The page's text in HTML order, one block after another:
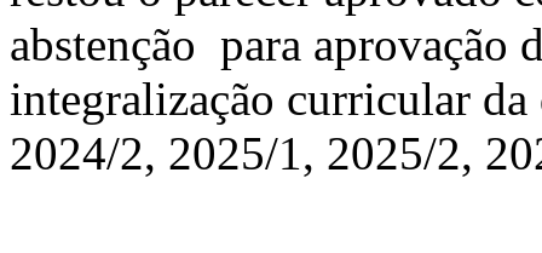
abstenção para aprovação
integralização curricular da
2024/2, 2025/1, 2025/2,